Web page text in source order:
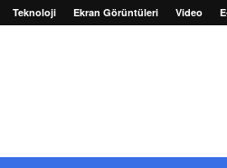
Teknoloji Ekran Görüntüleri Video